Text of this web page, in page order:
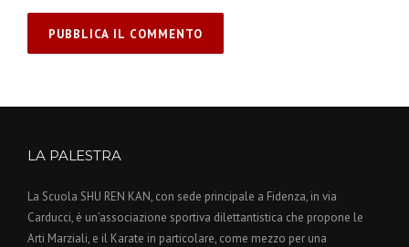
LA PALESTRA
La Scuola SHU REN KAN, con sede principale a Fidenza, in via
Carducci, è un’associazione sportiva dilettantistica che propone le
Arti Marziali, e il Karate in particolare, come mezzo per una